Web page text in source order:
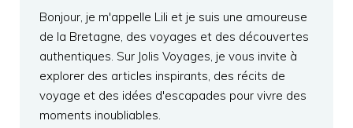
Bonjour, je m'appelle Lili et je suis une amoureuse
de la Bretagne, des voyages et des découvertes
authentiques. Sur Jolis Voyages, je vous invite à
explorer des articles inspirants, des récits de
voyage et des idées d'escapades pour vivre des
moments inoubliables.